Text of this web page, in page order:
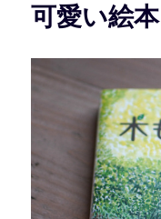
ー
可愛い絵本